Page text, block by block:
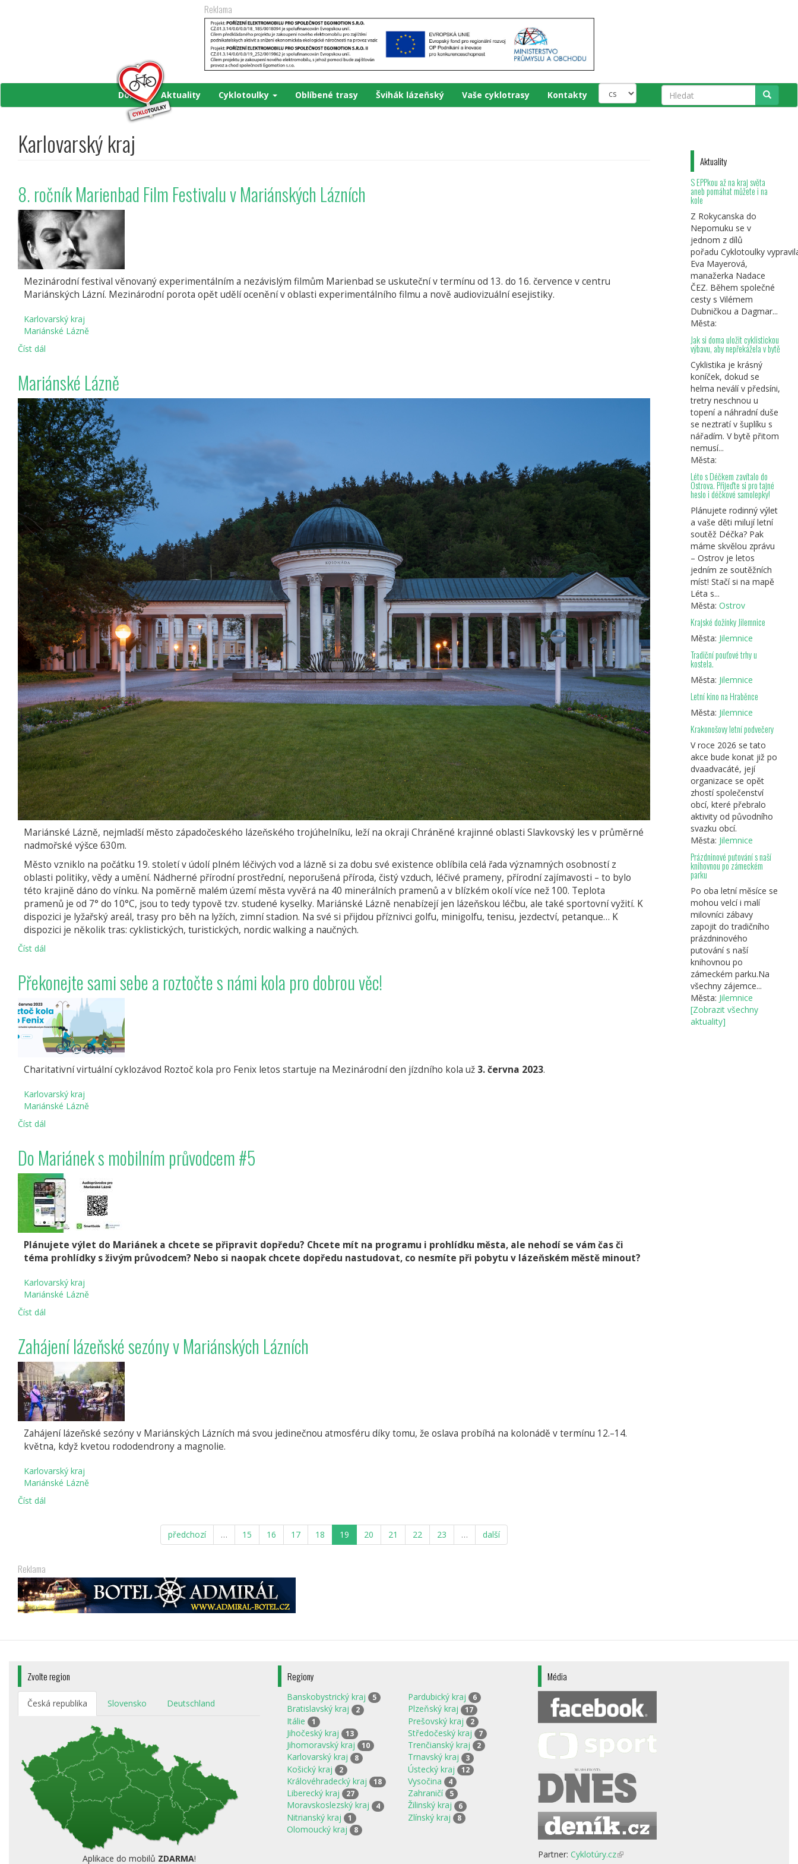
Reklama
Domů Aktuality Cyklotoulky Oblíbené trasy Švihák lázeňský Vaše cyklotrasy
Kontakty
Hledat
Karlovarský kraj
8. ročník Marienbad Film Festivalu v Mariánských Lázních
Mezinárodní festival věnovaný experimentálním a nezávislým filmům Marienbad se uskuteční v termínu od 13. do 16. července v centru
Mariánských Lázní. Mezinárodní porota opět udělí ocenění v oblasti experimentálního filmu a nově audiovizuální esejistiky.
Karlovarský kraj
Mariánské Lázně
Číst dál
Film
Festivalu
v
Mariánských
Lázních
Mariánské Lázně
Mariánské Lázně, nejmladší město západočeského lázeňského trojúhelníku, leží na okraji Chráněné krajinné oblasti Slavkovský les v průměrné
nadmořské výšce 630m.
Město vzniklo na počátku 19. století v údolí plném léčivých vod a lázně si za dobu své existence oblíbila celá řada významných osobností z
oblasti politiky, vědy a umění. Nádherné přírodní prostřední, neporušená příroda, čistý vzduch, léčivé prameny, přírodní zajímavosti – to bylo
této krajině dáno do vínku. Na poměrně malém území města vyvěrá na 40 minerálních pramenů a v blízkém okolí více než 100. Teplota
pramenů je od 7° do 10°C, jsou to tedy typově tzv. studené kyselky. Mariánské Lázně nenabízejí jen lázeňskou léčbu, ale také sportovní vyžití. K
dispozici je lyžařský areál, trasy pro běh na lyžích, zimní stadion. Na své si přijdou příznivci golfu, minigolfu, tenisu, jezdectví, petanque… K
dispozici je několik tras: cyklistických, turistických, nordic walking a naučných.
Číst dál
Překonejte sami sebe a roztočte s námi kola pro dobrou věc!
Charitativní virtuální cyklozávod Roztoč kola pro Fenix letos startuje na Mezinárodní den jízdního kola už 3. června 2023.
Karlovarský kraj
Mariánské Lázně
Číst dál
a
roztočte
s
námi
kola
pro
dobrou
věc!
Do Mariánek s mobilním průvodcem #5
Plánujete výlet do Mariánek a chcete se připravit dopředu? Chcete mít na programu i prohlídku města, ale nehodí se vám čas či
téma prohlídky s živým průvodcem? Nebo si naopak chcete dopředu nastudovat, co nesmíte při pobytu v lázeňském městě minout?
Karlovarský kraj
Mariánské Lázně
Číst dál
mobilním
průvodcem
#5
Zahájení lázeňské sezóny v Mariánských Lázních
Zahájení lázeňské sezóny v Mariánských Lázních má svou jedinečnou atmosféru díky tomu, že oslava probíhá na kolonádě v termínu 12.–14.
května, když kvetou rododendrony a magnolie.
Karlovarský kraj
Mariánské Lázně
Číst dál
předchozí … 15 16 17 18 19 20 21 22 23 … další
Reklama
Aktuality
S EPPkou až na kraj světa
aneb pomáhat můžete i na
kole
Z Rokycanska do
Nepomuku se v
jednom z dílů
pořadu Cyklotoulky
Eva Mayerová,
manažerka Nadace
ČEZ. Během společné
cesty s Vilémem
Dubničkou a Dagmar...
Města:
Jak si doma uložit cyklistickou
výbavu, aby nepřekážela v bytě
Cyklistika je krásný
koníček, dokud se
helma neválí v předsíni,
tretry neschnou u
topení a náhradní duše
se neztratí v šuplíku s
nářadím. V bytě přitom
nemusí...
Města:
Léto s Déčkem zavítalo do
Ostrova. Přijeďte si pro tajné
heslo i déčkové samolepky!
Plánujete rodinný výlet
a vaše děti milují letní
soutěž Déčka? Pak
máme skvělou zprávu
– Ostrov je letos
jedním ze soutěžních
míst! Stačí si na mapě
Léta s...
Města: Ostrov
Krajské dožínky Jilemnice
Města: Jilemnice
Tradiční pouťové trhy u
kostela.
Města: Jilemnice
Letní kino na Hraběnce
Města: Jilemnice
Krakonošovy letní podvečery
V roce 2026 se tato
akce bude konat již po
dvaadvacáté, její
organizace se opět
zhostí společenství
obcí, které přebralo
aktivity od původního
svazku obcí.
Města: Jilemnice
Prázdninové putování s naší
knihovnou po zámeckém
parku
Po oba letní měsíce se
mohou velcí i malí
milovníci zábavy
zapojit do tradičního
prázdninového
putování s naší
knihovnou po
zámeckém parku.Na
všechny zájemce...
Města: Jilemnice
[Zobrazit všechny
aktuality]
Zvolte region
Česká republika Slovensko Deutschland
Aplikace do mobilů ZDARMA!
Regiony
Banskobystrický kraj 5
Bratislavský kraj 2
Itálie 1
Jihočeský kraj 13
Jihomoravský kraj 10
Karlovarský kraj 8
Košický kraj 2
Královéhradecký kraj 18
Liberecký kraj 27
Moravskoslezský kraj 4
Nitrianský kraj 1
Olomoucký kraj 8
Pardubický kraj 6
Plzeňský kraj 17
Prešovský kraj 2
Středočeský kraj 7
Trenčianský kraj 2
Trnavský kraj 3
Ústecký kraj 12
Vysočina 4
Zahraničí 5
Žilinský kraj 6
Zlínský kraj 8
Média
Partner: Cyklotúry.cz(odkaz